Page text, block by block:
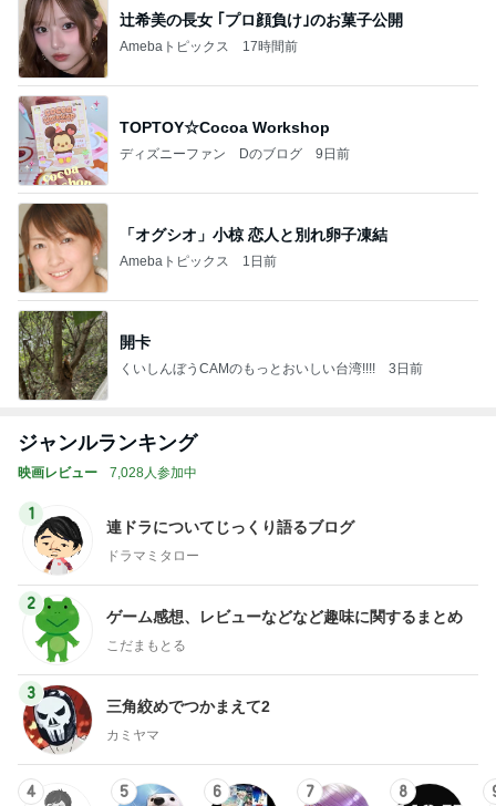
辻希美の長女 ｢プロ顔負け｣のお菓子公開
Amebaトピックス 17時間前
TOPTOY☆Cocoa Workshop
ディズニーファン Dのブログ 9日前
「オグシオ」小椋 恋人と別れ卵子凍結
Amebaトピックス 1日前
開卡
くいしんぼうCAMのもっとおいしい台湾!!!! 3日前
ジャンルランキング
映画レビュー 7,028人参加中
1
連ドラについてじっくり語るブログ
ドラマミタロー
2
ゲーム感想、レビューなどなど趣味に関するまとめ
こだまもとる
3
三角絞めでつかまえて2
カミヤマ
4 5 6 7 8